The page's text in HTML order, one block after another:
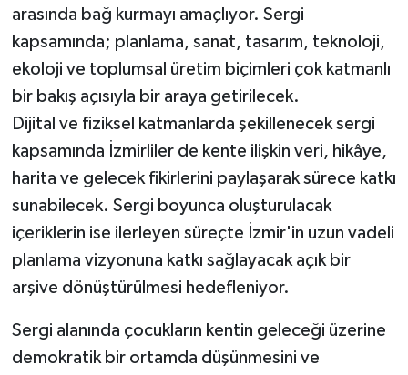
arasında bağ kurmayı amaçlıyor. Sergi
kapsamında; planlama, sanat, tasarım, teknoloji,
ekoloji ve toplumsal üretim biçimleri çok katmanlı
bir bakış açısıyla bir araya getirilecek.
Dijital ve fiziksel katmanlarda şekillenecek sergi
kapsamında İzmirliler de kente ilişkin veri, hikâye,
harita ve gelecek fikirlerini paylaşarak sürece katkı
sunabilecek. Sergi boyunca oluşturulacak
içeriklerin ise ilerleyen süreçte İzmir'in uzun vadeli
planlama vizyonuna katkı sağlayacak açık bir
arşive dönüştürülmesi hedefleniyor.
Sergi alanında çocukların kentin geleceği üzerine
demokratik bir ortamda düşünmesini ve